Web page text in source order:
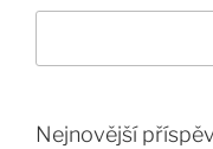
Nejnovější